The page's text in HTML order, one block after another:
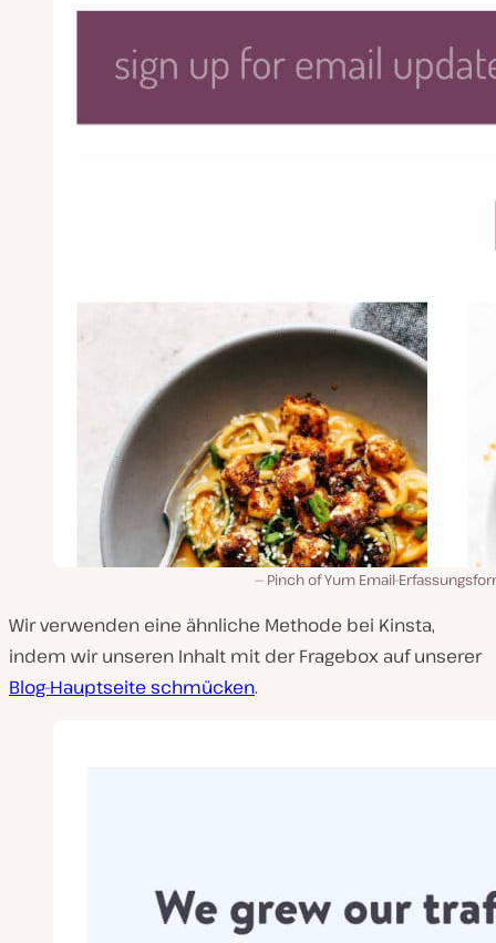
Pinch of Yum Email-
Wir verwenden eine ähnliche Methode bei Kinsta,
indem wir unseren Inhalt mit der Fragebox auf unserer
Blog-Hauptseite schmücken.